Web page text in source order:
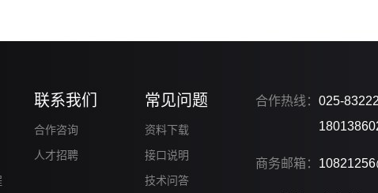
场景等特点使其成为各行业的理
个方面：
联系我们
合作咨询
人才招聘
常见问题
资料下载
接口说明
技术问答
合作热线： 025-
商务邮箱：